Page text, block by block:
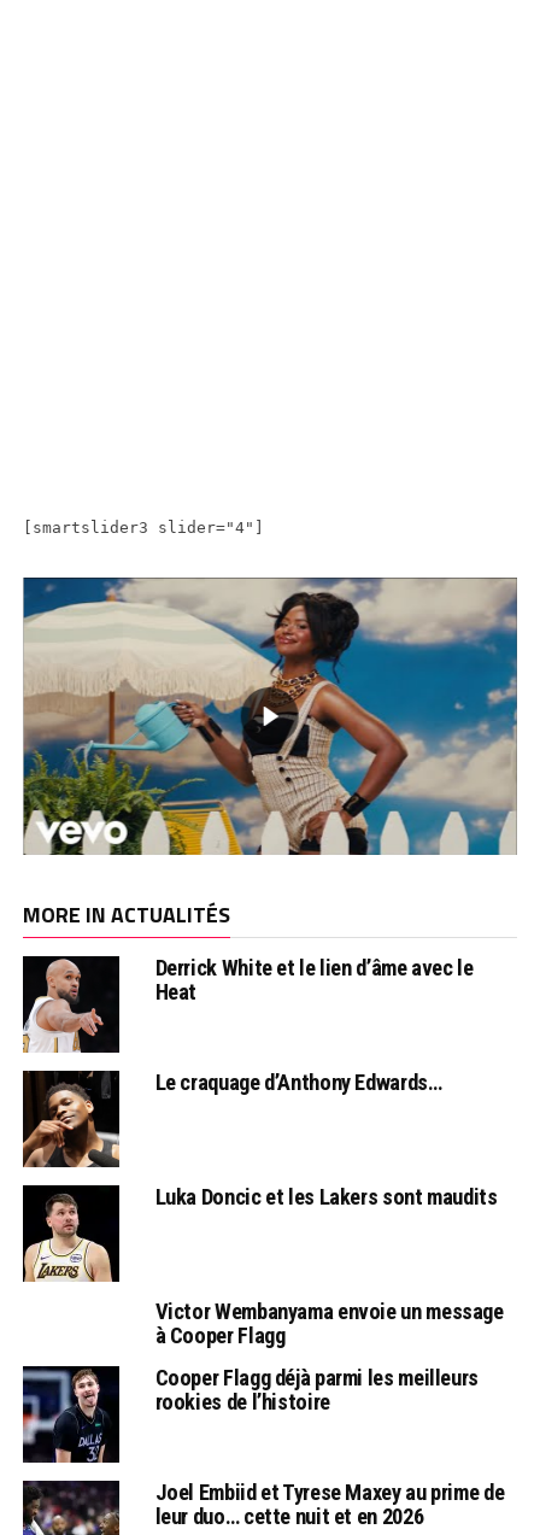
[smartslider3 slider="4"]
MORE IN ACTUALITÉS
Derrick White et le lien d’âme avec le
Heat
Le craquage d’Anthony Edwards…
Luka Doncic et les Lakers sont maudits
Victor Wembanyama envoie un message
à Cooper Flagg
Cooper Flagg déjà parmi les meilleurs
rookies de l’histoire
Joel Embiid et Tyrese Maxey au prime de
leur duo… cette nuit et en 2026